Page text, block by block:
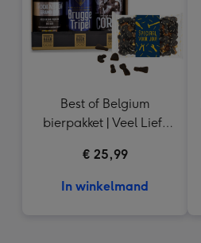
Best of Belgium
bierpakket | Veel Liefs
€ 25,99
In winkelmand